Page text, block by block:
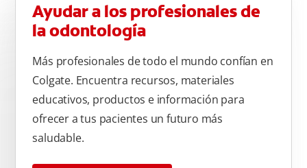
Ayudar a los profesionales de
la odontología
Más profesionales de todo el mundo confían en
Colgate. Encuentra recursos, materiales
educativos, productos e información para
ofrecer a tus pacientes un futuro más
saludable.